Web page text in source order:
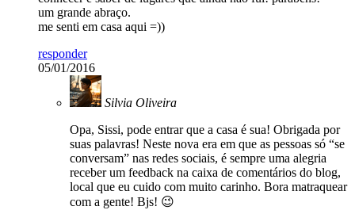
um grande abraço.
me senti em casa aqui =))
responder
05/01/2016
Silvia Oliveira
Opa, Sissi, pode entrar que a casa é sua! Obrigada por
suas palavras! Neste nova era em que as pessoas só “se
conversam” nas redes sociais, é sempre uma alegria
receber um feedback na caixa de comentários do blog,
local que eu cuido com muito carinho. Bora matraquear
com a gente! Bjs! 😉